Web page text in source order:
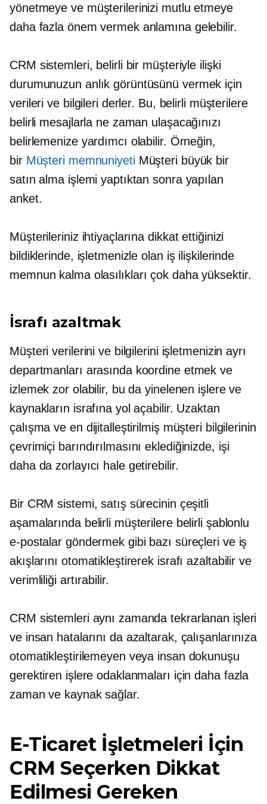
yönetmeye ve müşterilerinizi mutlu etmeye
daha fazla önem vermek anlamına gelebilir.
CRM sistemleri, belirli bir müşteriyle ilişki
durumunuzun anlık görüntüsünü vermek için
verileri ve bilgileri derler. Bu, belirli müşterilere
belirli mesajlarla ne zaman ulaşacağınızı
belirlemenize yardımcı olabilir. Örneğin,
bir Müşteri memnuniyetiMüşteri büyük bir
satın alma işlemi yaptıktan sonra yapılan
anket.
Müşterileriniz ihtiyaçlarına dikkat ettiğinizi
bildiklerinde, işletmenizle olan iş ilişkilerinde
memnun kalma olasılıkları çok daha yüksektir.
İsrafı azaltmak
Müşteri verilerini ve bilgilerini işletmenizin ayrı
departmanları arasında koordine etmek ve
izlemek zor olabilir, bu da yinelenen işlere ve
kaynakların israfına yol açabilir. Uzaktan
çalışma ve en dijitalleştirilmiş müşteri bilgilerinin
çevrimiçi barındırılmasını eklediğinizde, işi
daha da zorlayıcı hale getirebilir.
Bir CRM sistemi, satış sürecinin çeşitli
aşamalarında belirli müşterilere belirli şablonlu
e-postalar göndermek gibi bazı süreçleri ve iş
akışlarını otomatikleştirerek israfı azaltabilir ve
verimliliği artırabilir.
CRM sistemleri aynı zamanda tekrarlanan işleri
ve insan hatalarını da azaltarak, çalışanlarınıza
otomatikleştirilemeyen veya insan dokunuşu
gerektiren işlere odaklanmaları için daha fazla
zaman ve kaynak sağlar.
E-Ticaret İşletmeleri İçin
CRM Seçerken Dikkat
Edilmesi Gereken